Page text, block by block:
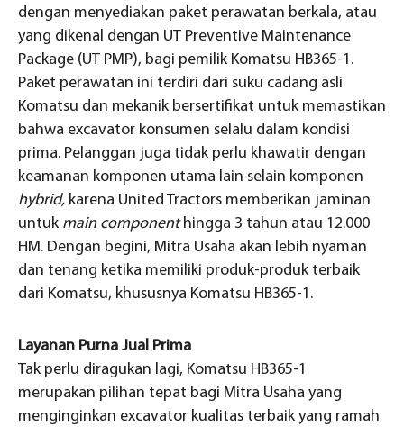
dengan menyediakan paket perawatan berkala, atau
yang dikenal dengan UT Preventive Maintenance
Package (UT PMP), bagi pemilik Komatsu HB365-1.
Paket perawatan ini terdiri dari suku cadang asli
Komatsu dan mekanik bersertifikat untuk memastikan
bahwa excavator konsumen selalu dalam kondisi
prima. Pelanggan juga tidak perlu khawatir dengan
keamanan komponen utama lain selain komponen
hybrid, karena United Tractors memberikan jaminan
untuk main componenthingga 3 tahun atau 12.000
HM. Dengan begini, Mitra Usaha akan lebih nyaman
dan tenang ketika memiliki produk-produk terbaik
dari Komatsu, khususnya Komatsu HB365-1.
Layanan Purna Jual Prima
Tak perlu diragukan lagi, Komatsu HB365-1
merupakan pilihan tepat bagi Mitra Usaha yang
menginginkan excavator kualitas terbaik yang ramah